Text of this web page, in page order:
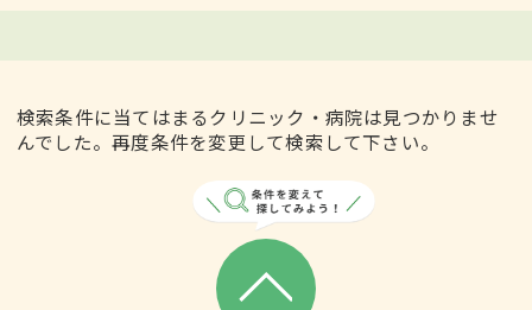
検索条件に当てはまるクリニック・病院は見つかりませ
んでした。再度条件を変更して検索して下さい。